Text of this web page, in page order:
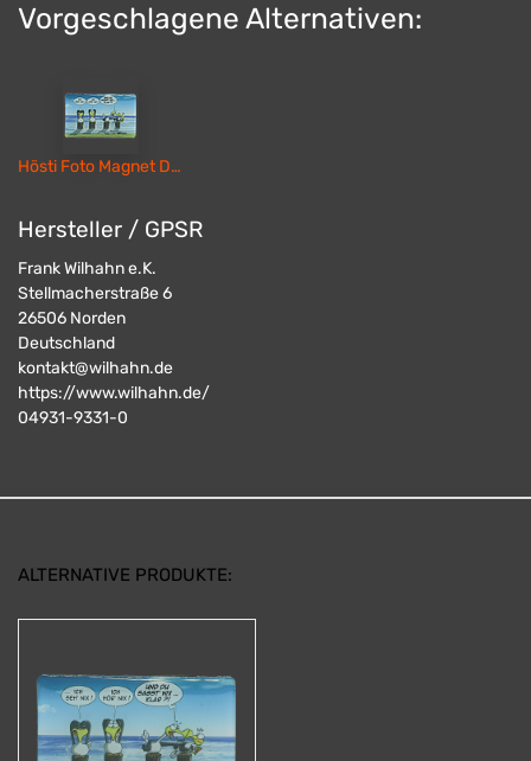
Vorgeschlagene Alternativen:
Hösti Foto Magnet Du sagst nix
Hersteller / GPSR
Frank Wilhahn e.K.
Stellmacherstraße 6
26506 Norden
Deutschland
kontakt@wilhahn.de
https://www.wilhahn.de/
04931-9331-0
ALTERNATIVE PRODUKTE: